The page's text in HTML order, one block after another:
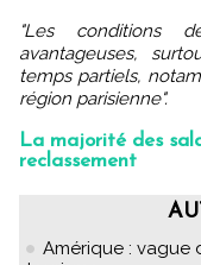
"Les conditions
avantageuses,
temps partiels,
région parisienne".
La majorité des
reclassement
Amérique : vague